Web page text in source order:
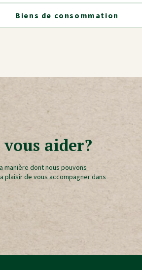
Biens de consommation
aider?
manière dont nous pouvons
plaisir de vous accompagner dans